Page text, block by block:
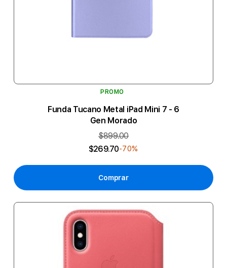
PROMO
Funda Tucano Metal iPad Mini 7 - 6
Gen Morado
$899.00
$269.70-70%
Comprar